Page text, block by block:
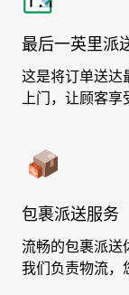
最后一英里派
这是将订单送达
上门，让顾客享
包裹派送服务
流畅的包裹派送
我们负责物流，